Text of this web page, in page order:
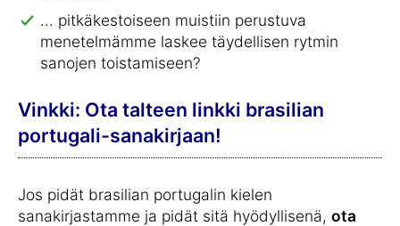
... pitkäkestoiseen muistiin perustuva
menetelmämme laskee täydellisen rytmin
sanojen toistamiseen?
Vinkki: Ota talteen linkki brasilian
portugali-sanakirjaan!
Jos pidät brasilian portugalin kielen
sanakirjastamme ja pidät sitä hyödyllisenä, ota